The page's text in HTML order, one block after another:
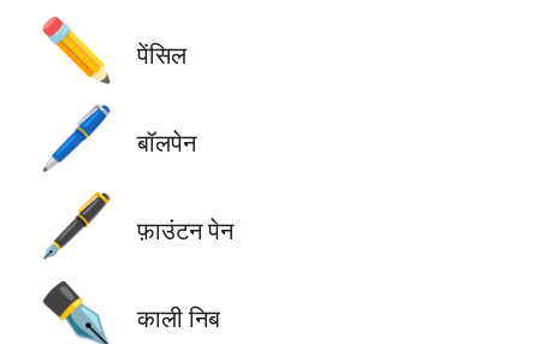
✏️ पेंसिल
🖊️ बॉलपेन
🖋️ फ़ाउंटन पेन
✒️ काली निब